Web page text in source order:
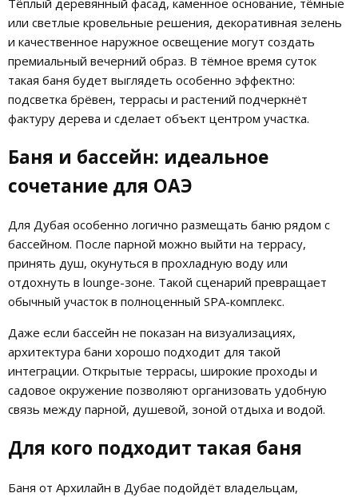
или светлые кровельные решения, декоративная зелень
и качественное наружное освещение могут создать
премиальный вечерний образ. В тёмное время суток
такая баня будет выглядеть особенно эффектно:
подсветка брёвен, террасы и растений подчеркнёт
фактуру дерева и сделает объект центром участка.
Баня и бассейн: идеальное
сочетание для ОАЭ
Для Дубая особенно логично размещать баню рядом с
бассейном. После парной можно выйти на террасу,
принять душ, окунуться в прохладную воду или
отдохнуть в lounge-зоне. Такой сценарий превращает
обычный участок в полноценный SPA-комплекс.
Даже если бассейн не показан на визуализациях,
архитектура бани хорошо подходит для такой
интеграции. Открытые террасы, широкие проходы и
садовое окружение позволяют организовать удобную
связь между парной, душевой, зоной отдыха и водой.
Для кого подходит такая баня
Баня от Архилайн в Дубае подойдёт владельцам,